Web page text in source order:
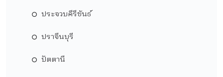
ประจวบคีรีขันธ์
ปราจีนบุรี
ปัตตานี